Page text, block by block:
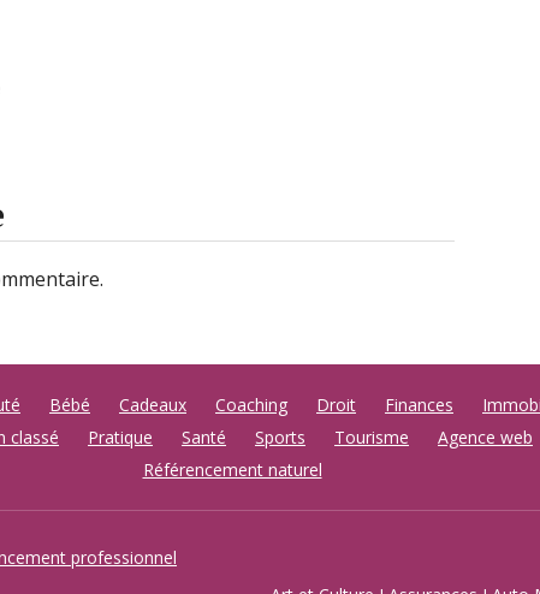
Bébé Cadeaux Coaching Droit Finances
classé Pratique Santé Sports Tourisme Agence web
Référencement naturel
professionnel